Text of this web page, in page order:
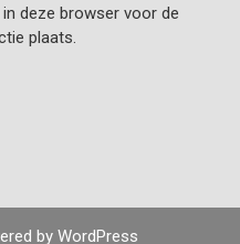
deze browser voor de
plaats.
by WordPress